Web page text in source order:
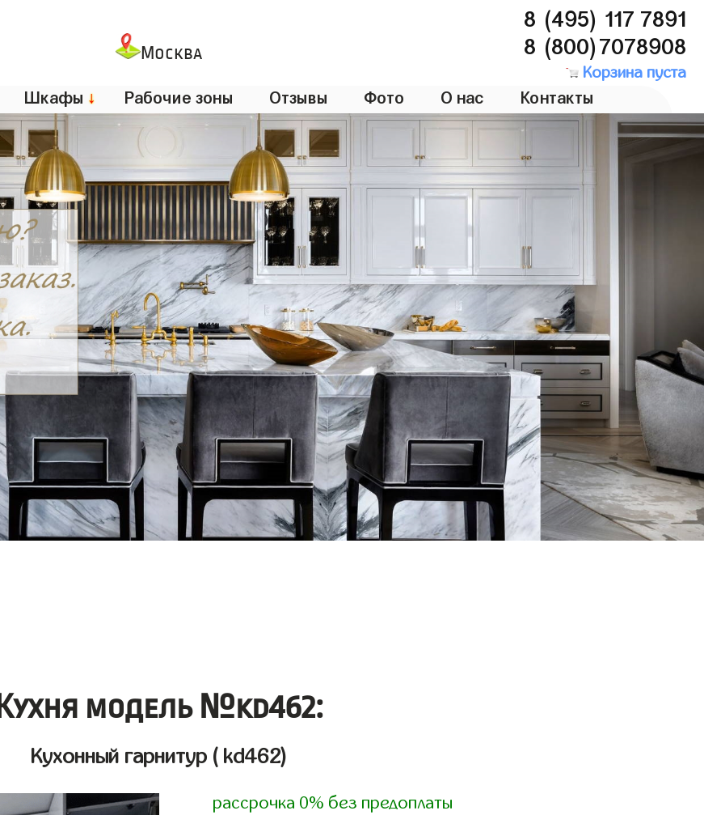
Москва
8 (495) 117 7891
8 (800)7078908
Корзина пуста
Шкафы ↓ Рабочие зоны Отзывы Фото О нас Контакты
Кухня модель №kd462:
Кухонный гарнитур ( kd462)
рассрочка 0% без предоплаты